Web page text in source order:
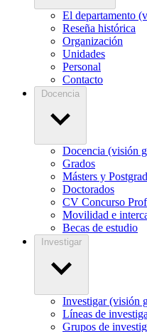
El departamento
Reseña histórica
Organización
Unidades
Personal
Contacto
Docencia
Docencia (visión
Grados
Másters y
Doctorados
CV Concurso
Movilidad e
Becas de estudio
Investigar
Investigar (visión
Líneas de
Grupos de